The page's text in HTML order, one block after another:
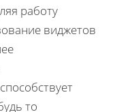
работу
виджетов
то